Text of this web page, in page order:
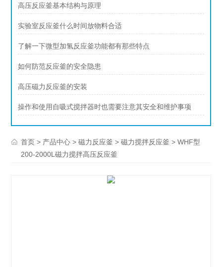
高压反应釜基本结构与原理
实验室反应釜什么时间放物料合适
了解一下微型加氢反应釜功能都有那些特点
如何防范反应釜的安全隐患
高压磁力反应釜的安装
操作和使用自吸式搅拌器时也需要注意其安全和维护事项
首页 > 产品中心 >磁力反应釜 >磁力搅拌反应釜 > WHF型
200-2000L磁力搅拌高压反应釜